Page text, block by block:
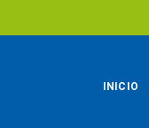
INICIO